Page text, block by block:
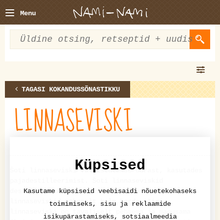
Menu
TAGASI KOKANDUSSÕNASTIKKU
LINNASEVISKI
Šoti linnaseviski valmistatakse odrast, kasutades
destilleeritakse reeglina kaks korda, iiri
linnaseviskid vähemalt kolm korda. Iiri
linnaseviski on tavaliselt pehmema ja magusama
Küpsised
Kasutame küpsiseid veebisaidi nõuetekohaseks
toimimiseks, sisu ja reklaamide
isikupärastamiseks, sotsiaalmeedia